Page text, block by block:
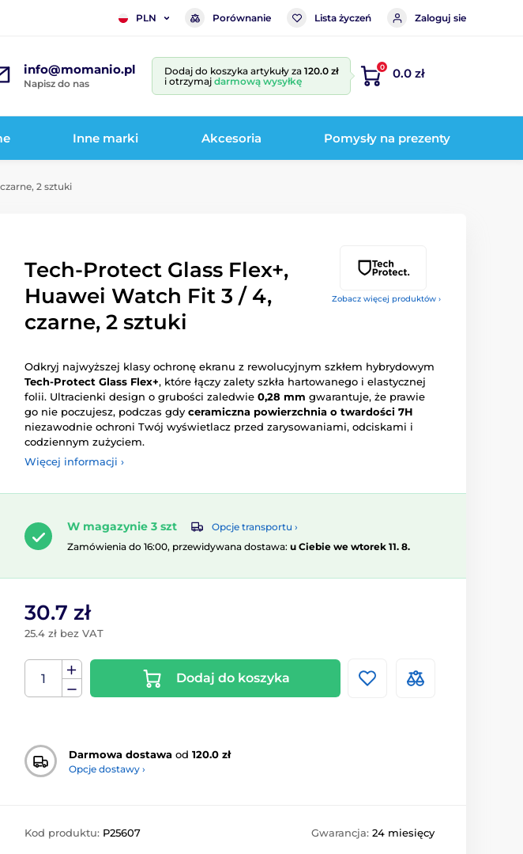
PLN Porównanie Lista życzeń Zaloguj sie
info@momanio.pl
Napisz do nas
Dodaj do koszyka artykuły za 120.0 zł
i otrzymaj darmową wysyłkę
0 0.0 zł
Inne marki Akcesoria Pomysły na prezenty
2 sztuki
Zobacz więcej produktów ›
Tech-Protect Glass Flex+,
Huawei Watch Fit 3 / 4,
czarne, 2 sztuki
Odkryj najwyższej klasy ochronę ekranu z rewolucyjnym szkłem hybrydowym
Tech-Protect Glass Flex+, które łączy zalety szkła hartowanego i elastycznej
folii. Ultracienki design o grubości zaledwie 0,28 mm gwarantuje, że prawie
go nie poczujesz, podczas gdy ceramiczna powierzchnia o twardości 7H
niezawodnie ochroni Twój wyświetlacz przed zarysowaniami, odciskami i
codziennym zużyciem.
Więcej informacji ›
W magazynie 3 szt
Opcje transportu ›
Zamówienia do 16:00, przewidywana dostawa: u Ciebie we wtorek 11. 8.
30.7 zł
25.4 zł bez VAT
Dodaj do koszyka
Darmowa dostawa od 120.0 zł
Opcje dostawy ›
Kod produktu: P25607 Gwarancja: 24 miesięcy